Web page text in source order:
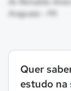
Araguaia - PA
Quer
estudo na